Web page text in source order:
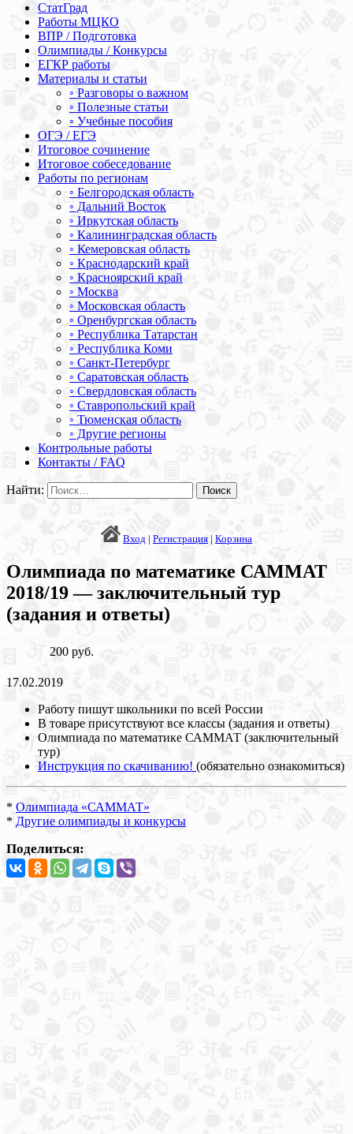
СтатГрад
Работы МЦКО
ВПР / Подготовка
Олимпиады / Конкурсы
ЕГКР работы
Материалы и статьи
◦ Разговоры о важном
◦ Полезные статьи
◦ Учебные пособия
ОГЭ / ЕГЭ
Итоговое сочинение
Итоговое собеседование
Работы по регионам
◦ Белгородская область
◦ Дальний Восток
◦ Иркутская область
◦ Калининградская область
◦ Кемеровская область
◦ Краснодарский край
◦ Красноярский край
◦ Москва
◦ Московская область
◦ Оренбургская область
◦ Республика Татарстан
◦ Республика Коми
◦ Санкт-Петербург
◦ Саратовская область
◦ Свердловская область
◦ Ставропольский край
◦ Тюменская область
◦ Другие регионы
Контрольные работы
Контакты / FAQ
Найти:
Вход | Регистрация | Корзина
Олимпиада по математике САММАТ
2018/19 — заключительный тур
(задания и ответы)
200 руб.
17.02.2019
Работу пишут школьники по всей России
В товаре присутствуют все классы (задания и ответы)
Олимпиада по математике САММАТ (заключительный
тур)
Инструкция по скачиванию! (обязательно ознакомиться)
* Олимпиада «САММАТ»
* Другие олимпиады и конкурсы
Поделиться: